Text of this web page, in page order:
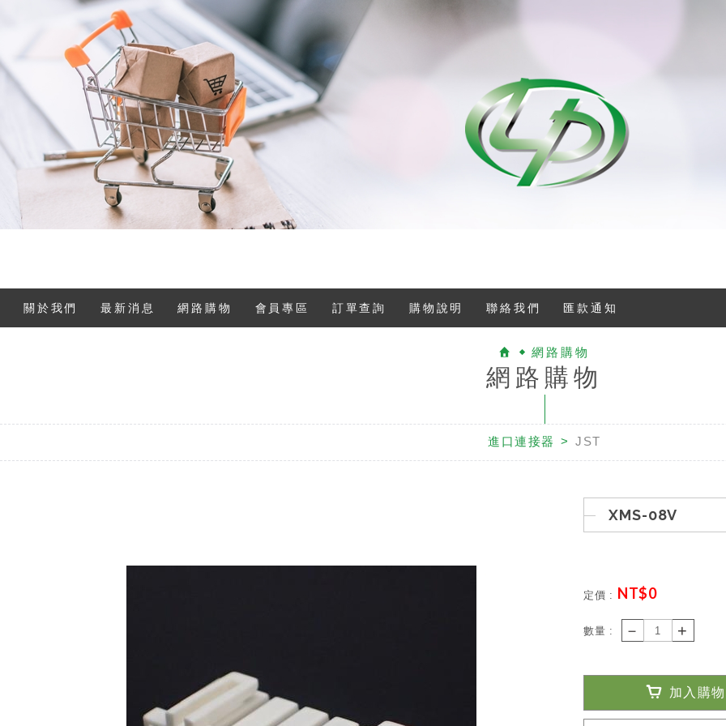
關於我們 最新消息 網路購物 會員專區 訂單查詢 購物說明 聯絡我們 匯款通知
網路購物
網路購物
進口連接器 JST
XMS-08V
定價 : NT$0
數量 : － +
加入購